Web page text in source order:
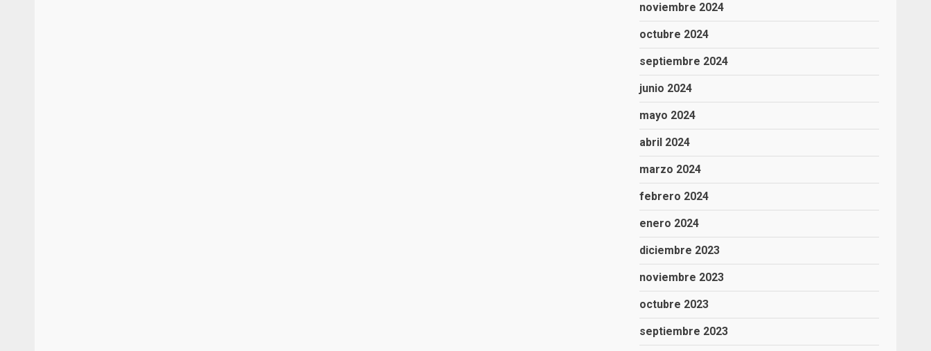
noviembre 2024
octubre 2024
septiembre 2024
junio 2024
mayo 2024
abril 2024
marzo 2024
febrero 2024
enero 2024
diciembre 2023
noviembre 2023
octubre 2023
septiembre 2023